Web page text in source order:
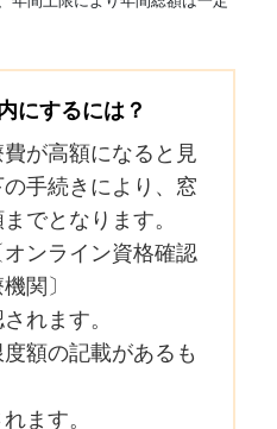
にするには？
が高額になると見
手続きにより、窓
でとなります。
ンライン資格確認
関〕
れます。
額の記載があるも
ます。